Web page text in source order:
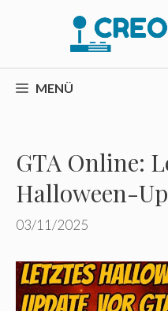
MENÜ
GTA Online:
Halloween-
03/11/2025